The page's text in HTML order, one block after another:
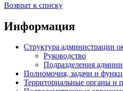
Возврат к списку
Информация
Структура администрации
Руководство
Подразделения
Полномочия, задачи и
Территориальные органы и